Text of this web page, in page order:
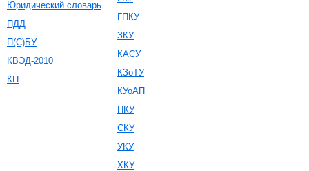
Юридический словарь
ПДД
П(С)БУ
КВЭД-2010
КП
ГПКУ
ЗКУ
КАСУ
КЗоТУ
КУоАП
НКУ
СКУ
УКУ
ХКУ